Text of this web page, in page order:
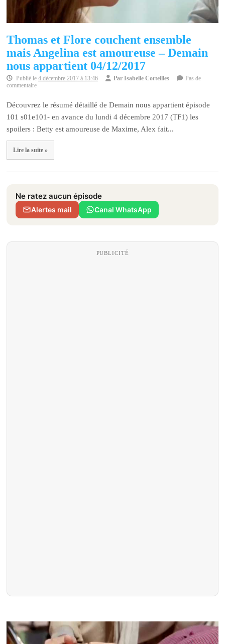
Thomas et Flore couchent ensemble
mais Angelina est amoureuse – Demain
nous appartient 04/12/2017
Publié le4 décembre 2017 à 13:46 ParIsabelle Corteilles
Pas de
commentaire
Découvrez le résumé détaillé de Demain nous appartient épisode
101 s01e101- en avance du lundi 4 décembre 2017 (TF1) les
spoilers : Betty est amoureuse de Maxime, Alex fait...
Lire la suite »
Ne ratez aucun épisode
Alertes mail Canal WhatsApp
PUBLICITÉ